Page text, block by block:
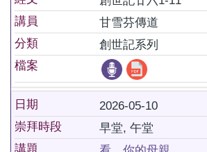
講員
甘雪芬傳道
分類
創世記系列
檔案
日期
2026-05-10
崇拜時段
早堂, 午堂
講題